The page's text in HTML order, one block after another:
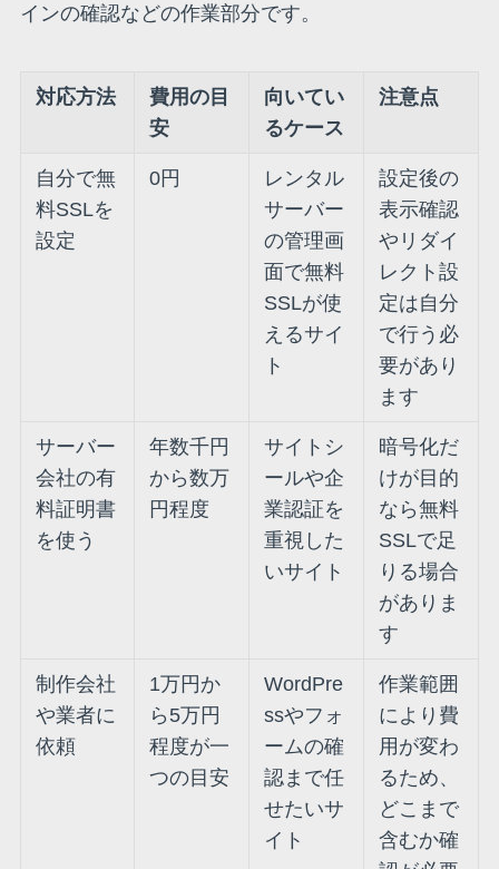
インの確認などの作業部分です。
対応方法
費用の目
安
向いてい
るケース
注意点
自分で無
料SSLを
設定
0円
レンタル
サーバー
の管理画
面で無料
SSLが使
えるサイ
ト
設定後の
表示確認
やリダイ
レクト設
定は自分
で行う必
要があり
ます
サーバー
会社の有
料証明書
を使う
年数千円
から数万
円程度
サイトシ
ールや企
業認証を
重視した
いサイト
暗号化だ
けが目的
なら無料
SSLで足
りる場合
がありま
す
制作会社
や業者に
依頼
1万円か
ら5万円
程度が一
つの目安
WordPre
ssやフォ
ームの確
認まで任
せたいサ
イト
作業範囲
により費
用が変わ
るため、
どこまで
含むか確